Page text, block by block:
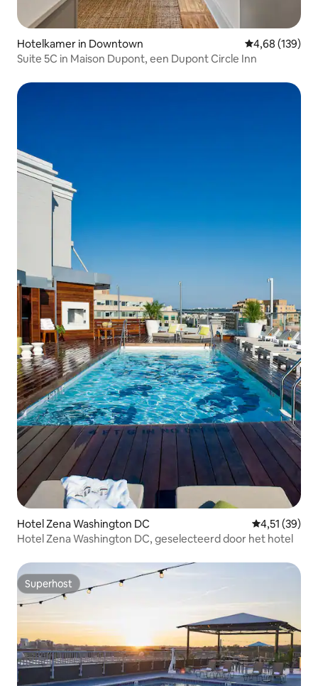
Hotelkamer in Downtown Gemiddelde
4,68 (139)
Suite 5C in Maison Dupont, een Dupont Circle Inn
Hotel Zena Washington DC Gemiddelde
4,51 (39)
Hotel Zena Washington DC, geselecteerd door het hotel
Superhost
Superhost